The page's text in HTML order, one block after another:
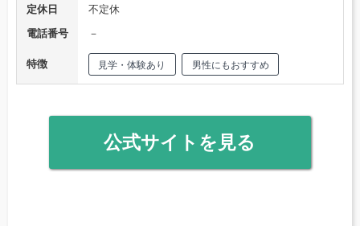
定休日
不定休
電話番号
－
特徴 見学・体験あり 男性にもおすすめ
公式サイトを見る